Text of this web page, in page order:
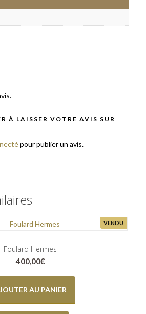
À LAISSER VOTRE AVIS SUR
pour publier un avis.
VENDU
Foulard Hermes
400,00€
AU PANIER